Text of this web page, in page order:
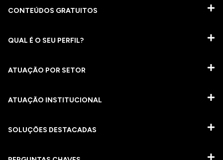
CONTEÚDOS GRATUITOS
QUAL É O SEU PERFIL?
ATUAÇÃO POR SETOR
ATUAÇÃO INSTITUCIONAL
SOLUÇÕES DESTACADAS